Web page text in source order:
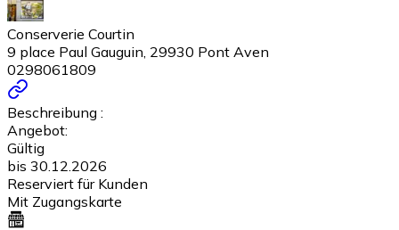
Conserverie Courtin
9 place Paul Gauguin, 29930 Pont Aven
0298061809
Beschreibung :
Angebot:
Gültig
bis 30.12.2026
Reserviert für Kunden
Mit Zugangskarte